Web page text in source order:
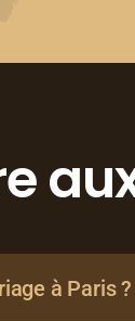
à Paris ?